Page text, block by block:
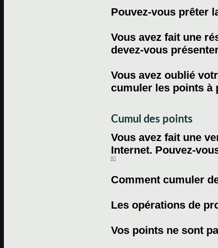
Pouvez-vous prêter
Vous avez fait une
devez-vous
Vous avez oublié
cumuler les points
Cumul des points
Vous avez fait une
Internet. Pouvez-
Comment cumuler
Les opérations de
Vos points ne sont